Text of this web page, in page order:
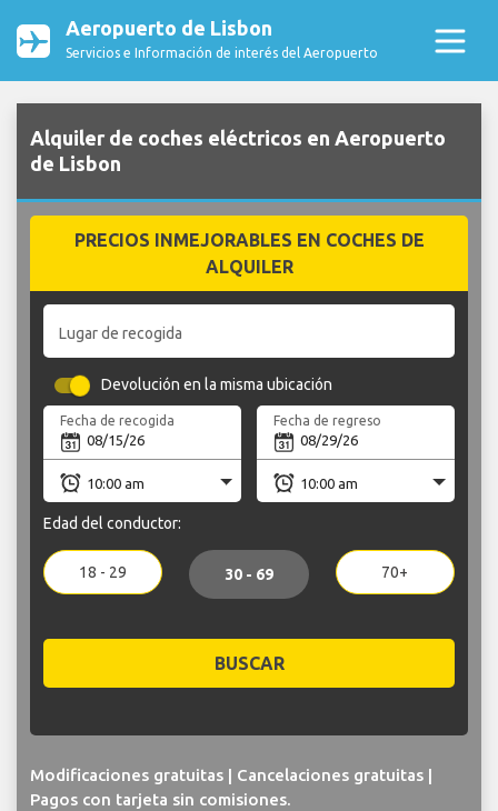
Aeropuerto de Lisbon
Servicios e Información de interés del Aeropuerto
Alquiler de coches eléctricos en Aeropuerto
de Lisbon
PRECIOS INMEJORABLES EN COCHES DE
ALQUILER
Lugar de recogida
Devolución en la misma ubicación
Fecha de recogida Fecha de regreso
Edad del conductor:
18 - 29 30 - 69 70+
BUSCAR
Modificaciones gratuitas | Cancelaciones gratuitas |
Pagos con tarjeta sin comisiones.